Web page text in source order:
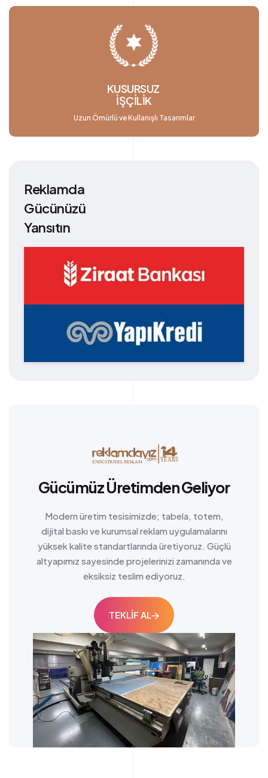
KUSURSUZ
İŞÇİLİK
Uzun Ömürlü ve Kullanışlı Tasarımlar
Reklamda
Gücünüzü
Yansıtın
Gücümüz Üretimden Geliyor
Modern üretim tesisimizde; tabela, totem,
dijital baskı ve kurumsal reklam uygulamalarını
yüksek kalite standartlarında üretiyoruz. Güçlü
altyapımız sayesinde projelerinizi zamanında ve
eksiksiz teslim ediyoruz.
TEKLİF AL